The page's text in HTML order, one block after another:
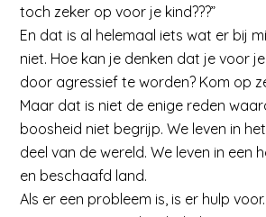
toch zeker op voor je kind???”
En dat is al helemaal iets wat er bij
niet. Hoe kan je denken dat je voor
door agressief te worden? Kom op
Maar dat is niet de enige reden
boosheid niet begrijp. We leven in
deel van de wereld. We leven in een
en beschaafd land.
Als er een probleem is, is er hulp